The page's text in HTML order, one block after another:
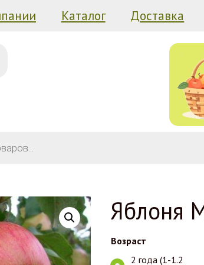
Каталог Доставка
Яблоня
Возраст
2 года (1-1.2